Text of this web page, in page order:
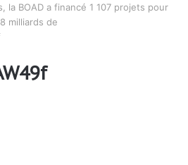
la BOAD a financé 1 107 projets pour
milliards de